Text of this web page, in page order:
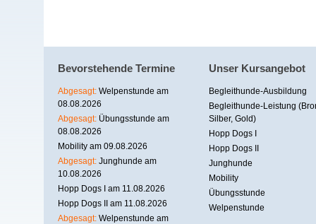
Bevorstehende Termine
Abgesagt: Welpenstunde am
08.08.2026
Abgesagt: Übungsstunde am
08.08.2026
Mobility am 09.08.2026
Abgesagt: Junghunde am
10.08.2026
Hopp Dogs I am 11.08.2026
Hopp Dogs II am 11.08.2026
Abgesagt: Welpenstunde am
Unser Kursangebot
Begleithunde-Ausbildung
Begleithunde-Leistung
Silber, Gold)
Hopp Dogs I
Hopp Dogs II
Junghunde
Mobility
Übungsstunde
Welpenstunde